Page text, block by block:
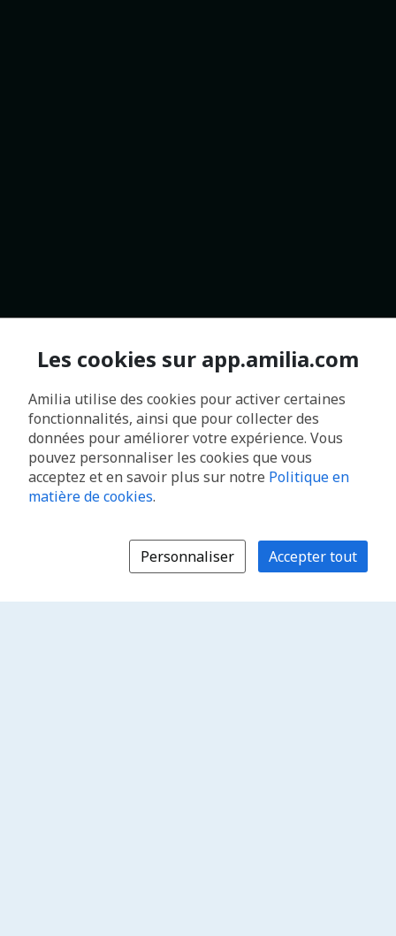
Les cookies sur app.amilia.com
Amilia utilise des cookies pour activer certaines
fonctionnalités, ainsi que pour collecter des
données pour améliorer votre expérience. Vous
pouvez personnaliser les cookies que vous
acceptez et en savoir plus sur notre Politique en
matière de cookies.
Personnaliser Accepter tout